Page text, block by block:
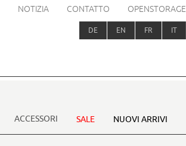
NOTIZIA CONTATTO OPENSTORAGE
DE EN FR IT
ACCESSORI SALE NUOVI ARRIVI